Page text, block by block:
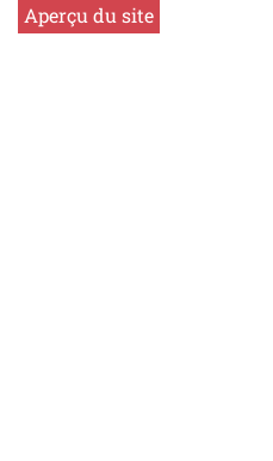
Aperçu du site